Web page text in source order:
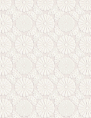
天皇ご即位
おほみうた
その後五十
お変わりな
れ
本稿を記述
昭和天皇の
者田所泉氏
紀伊の国の
なびく雲を